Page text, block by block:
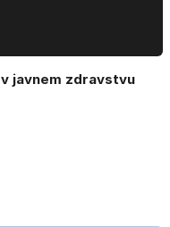
javnem zdravstvu